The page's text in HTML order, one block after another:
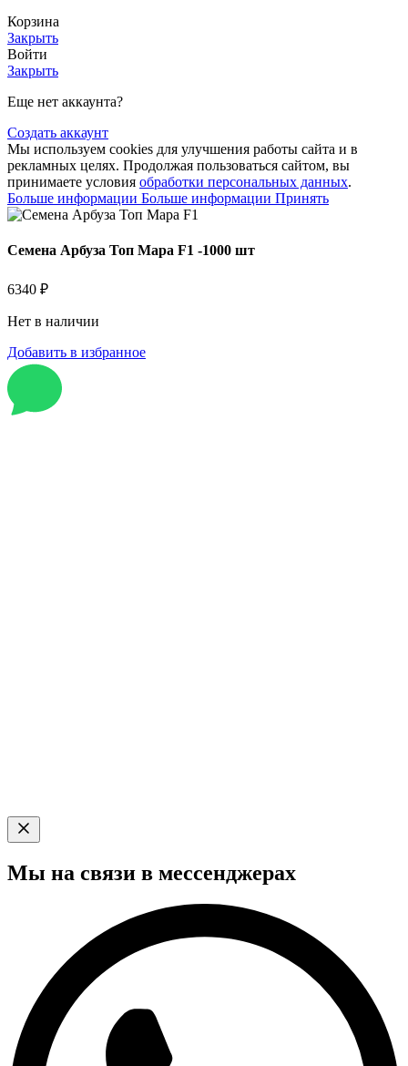
Корзина
Закрыть
Войти
Закрыть
Еще нет аккаунта?
Создать аккаунт
Мы используем cookies для улучшения работы сайта и в
рекламных целях. Продолжая пользоваться сайтом, вы
принимаете условия обработки персональных данных.
Больше информации Больше информации Принять
Семена Арбуза Топ Мара F1 -1000 шт
6340 ₽
Нет в наличии
Добавить в избранное
Мы на связи в мессенджерах